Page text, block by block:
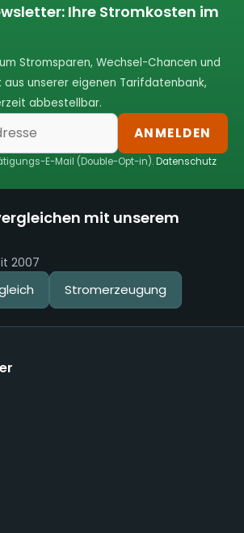
Ihre Stromkosten im
Stromsparen, Wechsel-Chancen und
aus unserer eigenen Tarifdatenbank,
abbestellbar.
ANMELDEN
E-Mail (Double-Opt-in).Datenschutz
mit unserem
2007
Stromerzeugung